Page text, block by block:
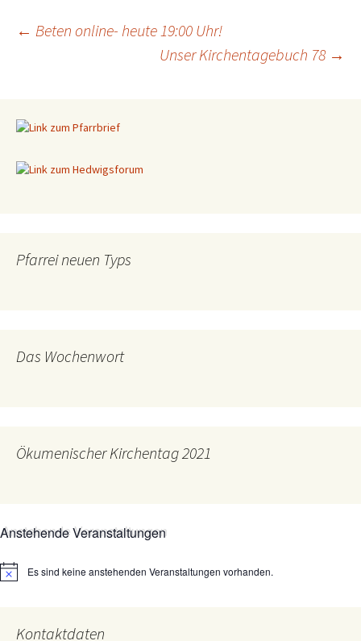
Beitragsnavigation
← Beten online- heute 19:00 Uhr!
Unser Kirchentagebuch 78 →
Pfarrei neuen Typs
Das Wochenwort
Ökumenischer Kirchentag 2021
Anstehende Veranstaltungen
HinweisEs sind keine anstehenden Veranstaltungen vorhanden.
Kontaktdaten